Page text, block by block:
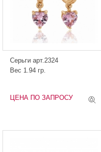
Серьги арт.2324
Вес 1.94 гр.
ЦЕНА ПО ЗАПРОСУ